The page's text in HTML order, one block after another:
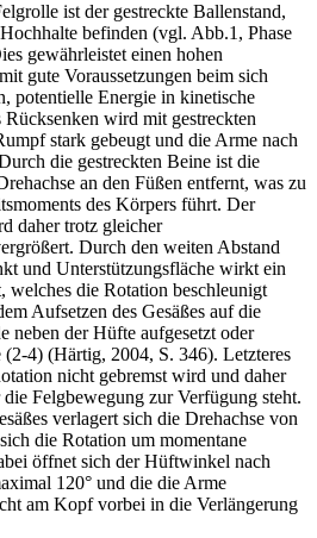
ist der gestreckte Ballenstand,
befinden (vgl. Abb.1, Phase
gewährleistet einen hohen
gute Voraussetzungen beim sich
potentielle Energie in kinetische
wird mit gestreckten
stark gebeugt und die Arme nach
die gestreckten Beine ist die
an den Füßen entfernt, was zu
des Körpers führt. Der
daher trotz gleicher
Durch den weiten Abstand
und Unterstützungsfläche wirkt ein
welches die Rotation beschleunigt
Aufsetzen des Gesäßes auf die
neben der Hüfte aufgesetzt oder
4) (Härtig, 2004, S. 346). Letzteres
nicht gebremst wird und daher
Felgbewegung zur Verfügung steht.
verlagert sich die Drehachse von
die Rotation um momentane
öffnet sich der Hüftwinkel nach
120° und die die Arme
am Kopf vorbei in die Verlängerung